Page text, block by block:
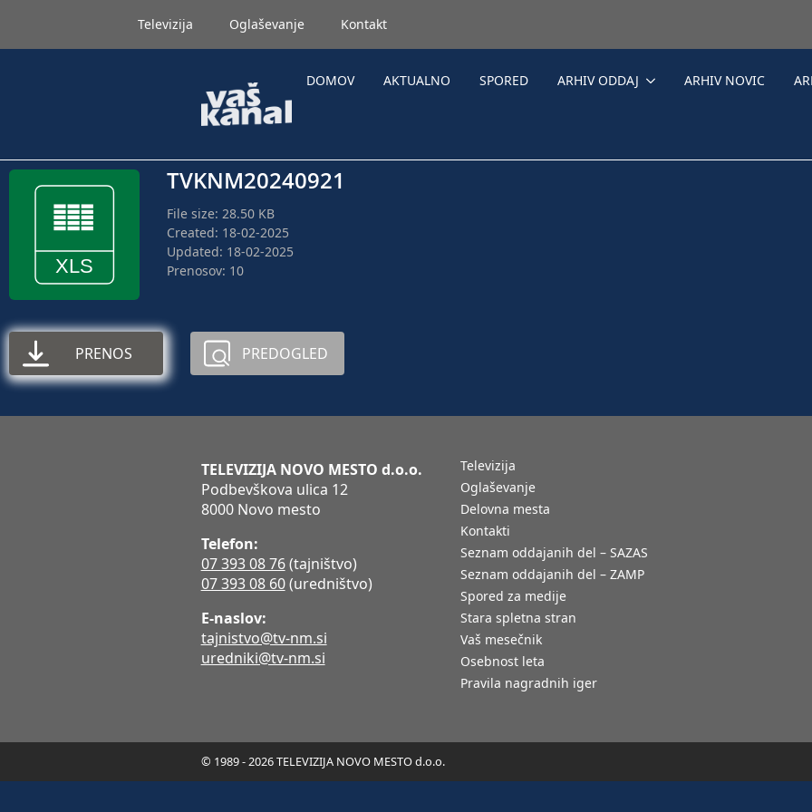
Televizija Oglaševanje Kontakt
DOMOV AKTUALNO SPORED ARHIV ODDAJ ARHIV NOVIC
TVKNM20240921
File size: 28.50 KB
Created: 18-02-2025
Updated: 18-02-2025
Prenosov: 10
PRENOS PREDOGLED
TELEVIZIJA NOVO MESTO d.o.o.
Podbevškova ulica 12
8000 Novo mesto
Telefon:
07 393 08 76(tajništvo)
07 393 08 60(uredništvo)
E-naslov:
tajnistvo@tv-nm.si
uredniki@tv-nm.si
Televizija
Oglaševanje
Delovna mesta
Kontakti
Seznam oddajanih del – SAZAS
Seznam oddajanih del – ZAMP
Spored za medije
Stara spletna stran
Vaš mesečnik
Osebnost leta
Pravila nagradnih iger
© 1989 - 2026 TELEVIZIJA NOVO MESTO d.o.o.